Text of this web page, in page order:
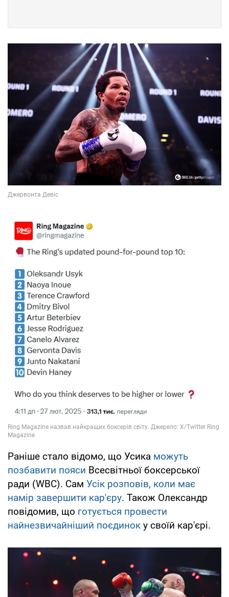
Раніше стало відомо, що Усика можуть
позбавити пояси Всесвітньої боксерської
ради (WBC). Сам Усік розповів, коли має
намір завершити кар'єру. Також Олександр
повідомив, що готується провести
найнезвичайніший поєдинок у своїй кар'єрі.